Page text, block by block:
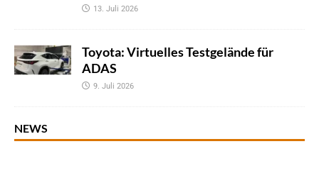
13. Juli 2026
Toyota: Virtuelles Testgelände für
ADAS
9. Juli 2026
NEWS